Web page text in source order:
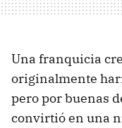
Una franquicia
originalmente
pero por buenas
convirtió en una